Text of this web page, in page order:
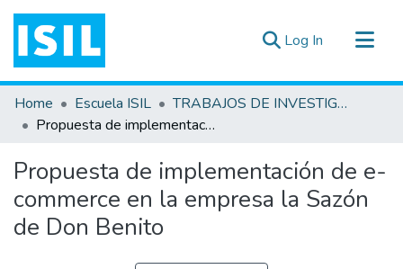
Log In (current)
All of DSpace
Statistics
Documentos ▾
Home Escuela ISIL
TRABAJOS DE INVESTIGACIÓN
Propuesta de implementación de e-commerce en la empresa la Sazón de Don Benito
Propuesta de implementación de e-
commerce en la empresa la Sazón
de Don Benito